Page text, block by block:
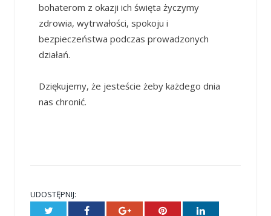
bohaterom z okazji ich święta życzymy
zdrowia, wytrwałości, spokoju i
bezpieczeństwa podczas prowadzonych
działań.
Dziękujemy, że jesteście żeby każdego dnia
nas chronić.
UDOSTĘPNIJ:
Twitter Facebook Google+ Pinterest LinkedIn